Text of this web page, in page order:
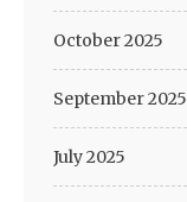
October 2025
September 2025
July 2025